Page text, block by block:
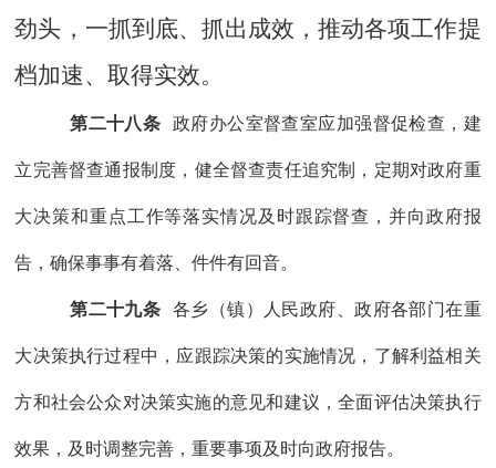
劲头，一抓到底、抓出成效，推动各项工作提
档加速、取得实效。
第二十八条 政府办公室督查室应加强督促检查， 建
立完善督查通报制度，健全督查责任追究制，定期对政府重
大决策和重点工作等落实情况及时跟踪督查，并向政府报
告，确保事事有着落、件件有回音。
第二十九条 各乡（镇）人民政府 、政府各部门在重
大决策执行过程中， 应跟踪决策的实施情况，了解利益相关
方和社会公众对决策实施的意见和建议，全面评估决策执行
效果，及时调整完善，重要事项及时向政府报告。